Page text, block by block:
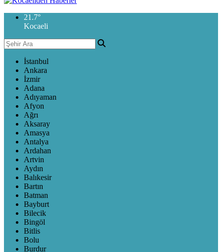
21.7°
Kocaeli
İstanbul
Ankara
İzmir
Adana
Adıyaman
Afyon
Ağrı
Aksaray
Amasya
Antalya
Ardahan
Artvin
Aydın
Balıkesir
Bartın
Batman
Bayburt
Bilecik
Bingöl
Bitlis
Bolu
Burdur